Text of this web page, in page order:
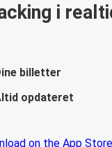
i
billetter
opdateret